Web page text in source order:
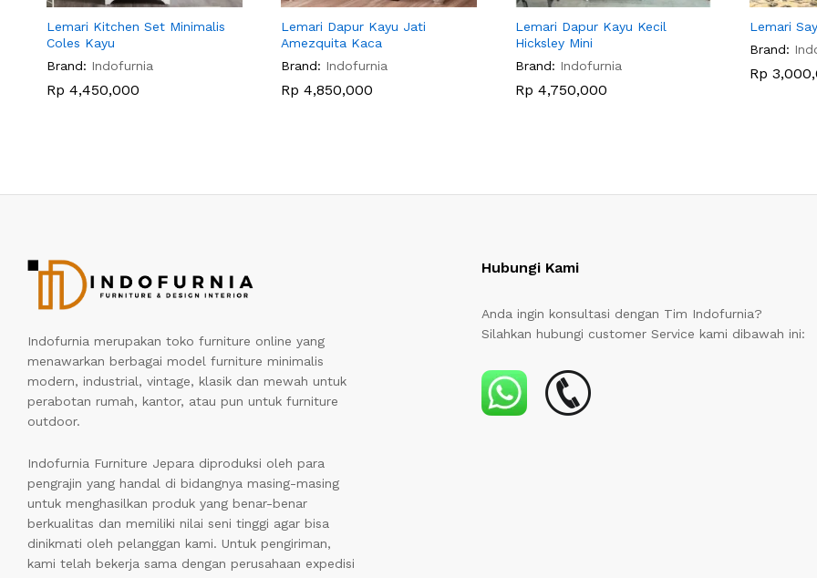
Lemari Kitchen Set Minimalis
Coles Kayu
Brand: Indofurnia
Rp 4,450,000
Lemari Dapur Kayu Jati
Amezquita Kaca
Brand: Indofurnia
Rp 4,850,000
Lemari Dapur Kayu Kecil
Hicksley Mini
Brand: Indofurnia
Rp 4,750,000
Lemari
Brand:
Rp
Indofurnia merupakan toko furniture online yang
menawarkan berbagai model furniture minimalis
modern, industrial, vintage, klasik dan mewah untuk
perabotan rumah, kantor, atau pun untuk furniture
outdoor.
Indofurnia Furniture Jepara diproduksi oleh para
pengrajin yang handal di bidangnya masing-masing
untuk menghasilkan produk yang benar-benar
berkualitas dan memiliki nilai seni tinggi agar bisa
dinikmati oleh pelanggan kami. Untuk pengiriman,
kami telah bekerja sama dengan perusahaan expedisi
Hubungi Kami
Anda ingin konsultasi dengan Tim Indofurnia?
Silahkan hubungi customer Service kami dibawah ini: